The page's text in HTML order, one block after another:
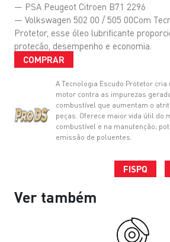
— PSA Peugeot Citroen B71 2296
— Volkswagen 502 00 / 505 00Com
Protetor, esse óleo lubrificante
proteção, desempenho e economia.
COMPRAR
A Tecnologia Escudo Protetor
motor contra as impurezas
combustível que aumentam o
peças. Oferece maior vida útil do
combustível e na manutenção;
emissão de poluentes.
FISPQ
Ver também